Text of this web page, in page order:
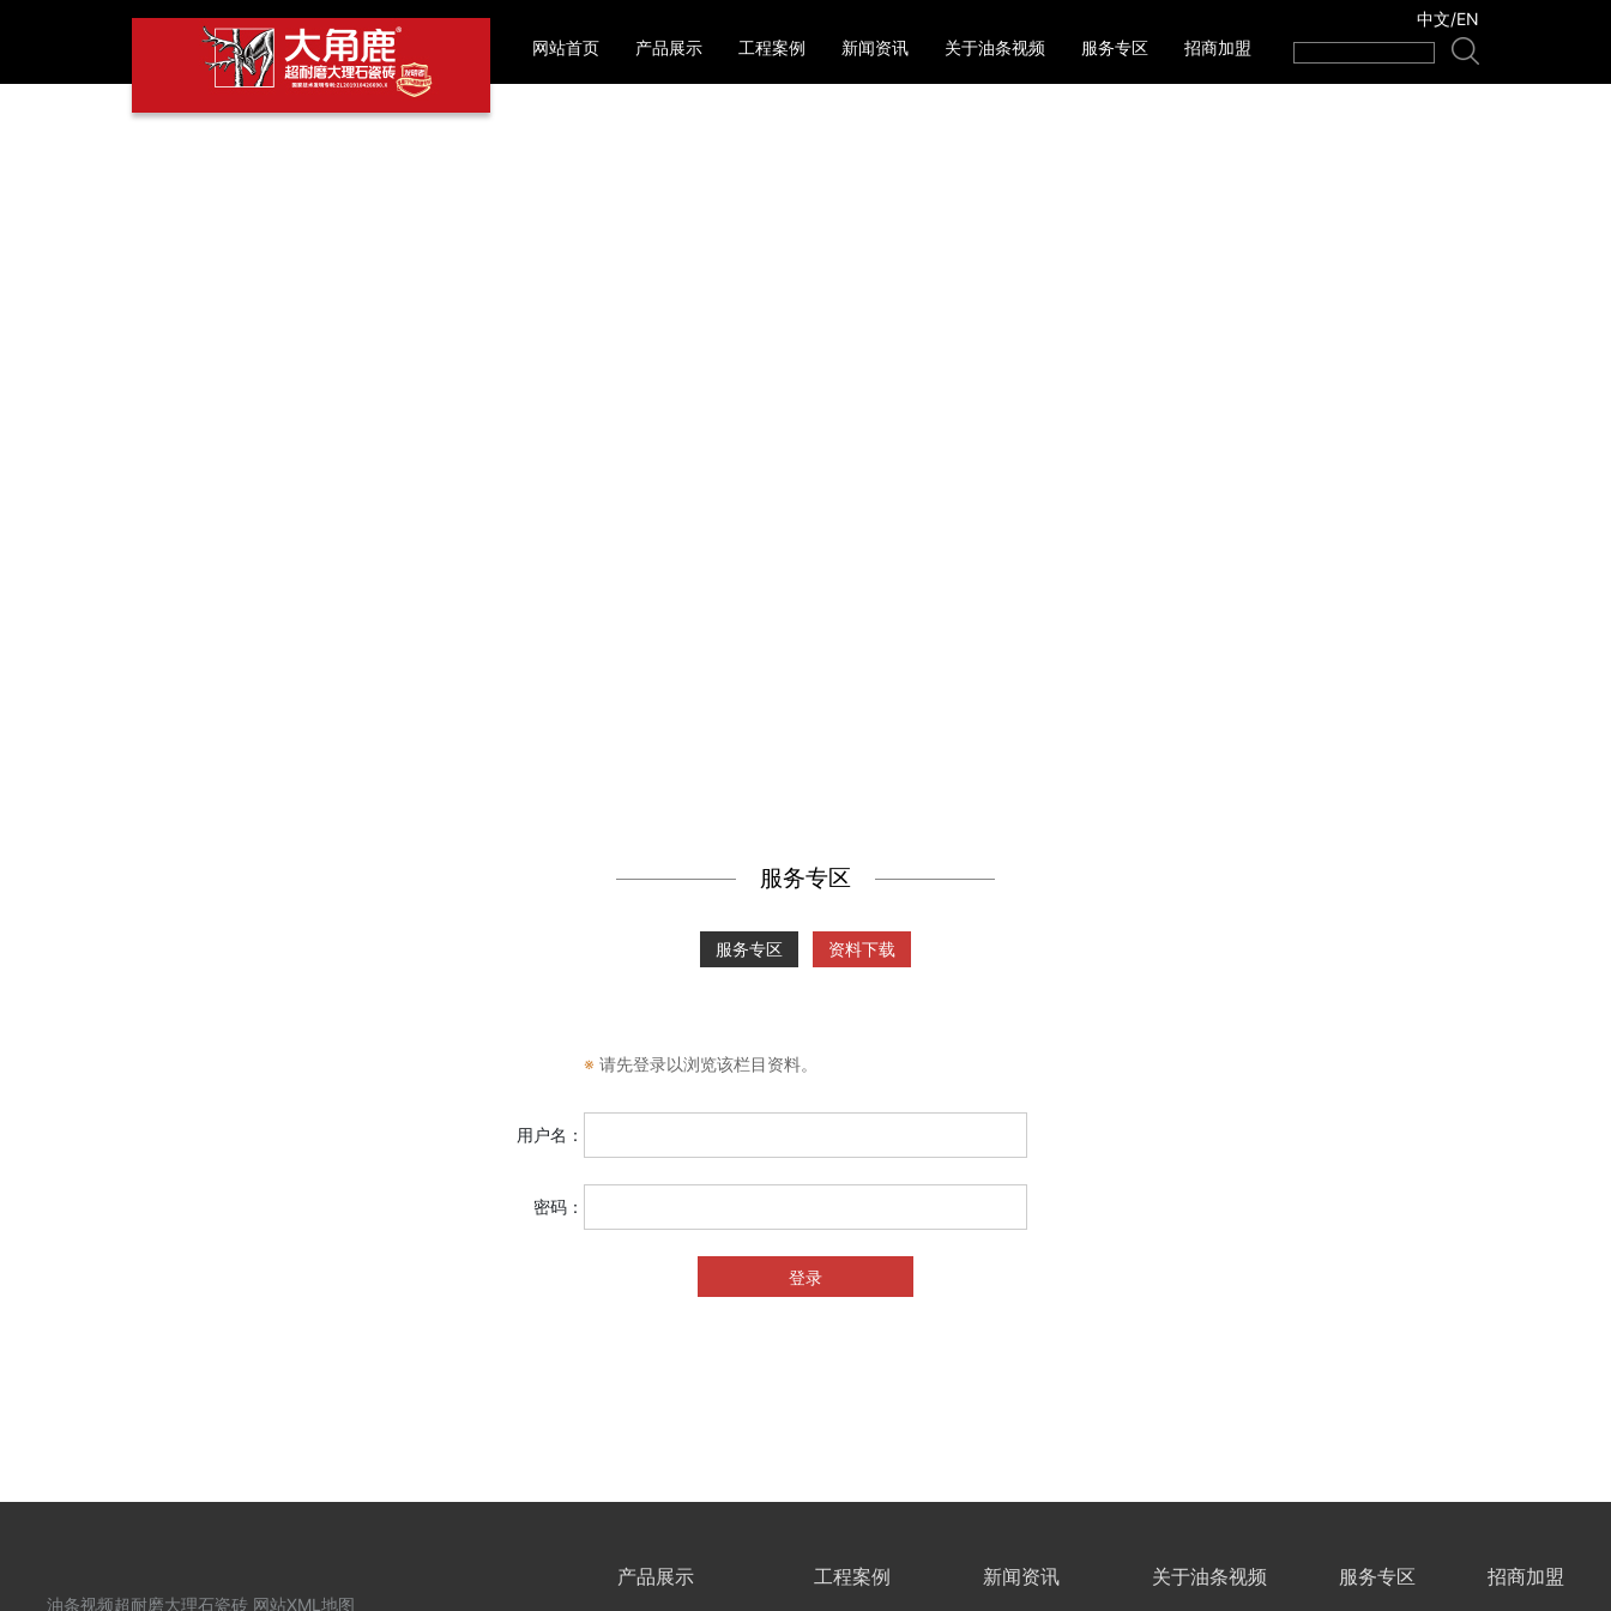
网站首页 产品展示 工程案例 新闻资讯 关于油条视频 服务专区 招商加盟
中文/EN
服务专区
服务专区 资料下载
※ 请先登录以浏览该栏目资料。
用户名：
密码：
油条视频超耐磨大理石瓷砖 网站XML地图
产品展示 工程案例 新闻资讯 关于油条视频 服务专区 招商加盟